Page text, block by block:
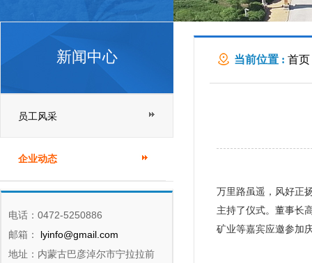
新闻中心
员工风采
企业动态
电话：0472-5250886
邮箱：
lyinfo@gmail.com
地址：内蒙古巴彦淖尔市宁拉拉前
当前位置 : 首页
万里路虽遥，风好正
主持了仪式。董事长
矿业等嘉宾应邀参加